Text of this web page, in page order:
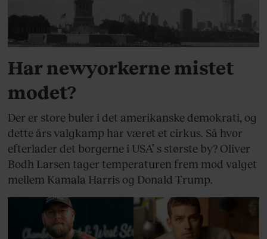
SAMFUND
Har newyorkerne mistet
modet?
Der er store buler i det amerikanske demokrati, og
dette års valgkamp har været et cirkus. Så hvor
efterlader det borgerne i USA’ s største by? Oliver
Bodh Larsen tager temperaturen frem mod valget
mellem Kamala Harris og Donald Trump.